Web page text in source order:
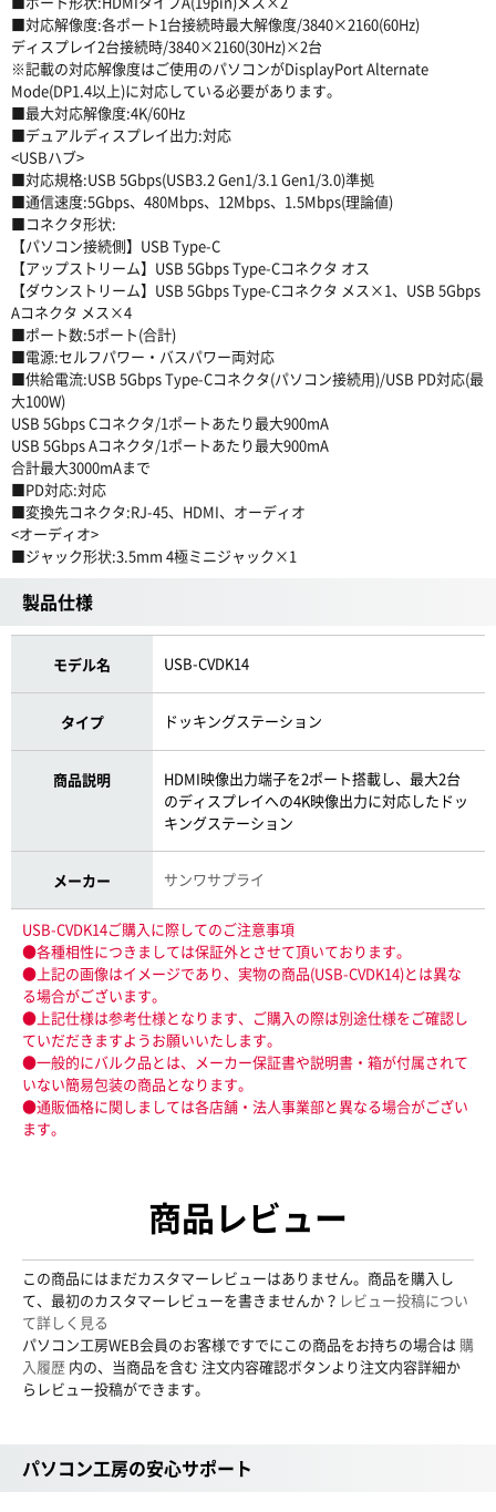
■対応解像度:各ポート1台接続時最大解像度/3840×2160(60Hz)
ディスプレイ2台接続時/3840×2160(30Hz)×2台
※記載の対応解像度はご使用のパソコンがDisplayPort Alternate
Mode(DP1.4以上)に対応している必要があります。
■最大対応解像度:4K/60Hz
■デュアルディスプレイ出力:対応
<USBハブ>
■対応規格:USB 5Gbps(USB3.2 Gen1/3.1 Gen1/3.0)準拠
■通信速度:5Gbps、480Mbps、12Mbps、1.5Mbps(理論値)
■コネクタ形状:
【パソコン接続側】USB Type-C
【アップストリーム】USB 5Gbps Type-Cコネクタ オス
【ダウンストリーム】USB 5Gbps Type-Cコネクタ メス×1、USB 5Gbps
Aコネクタ メス×4
■ポート数:5ポート(合計)
■電源:セルフパワー・バスパワー両対応
■供給電流:USB 5Gbps Type-Cコネクタ(パソコン接続用)/USB PD対応(最
大100W)
USB 5Gbps Cコネクタ/1ポートあたり最大900mA
USB 5Gbps Aコネクタ/1ポートあたり最大900mA
合計最大3000mAまで
■PD対応:対応
■変換先コネクタ:RJ-45、HDMI、オーディオ
<オーディオ>
■ジャック形状:3.5mm 4極ミニジャック×1
製品仕様
モデル名 USB-CVDK14
タイプ ドッキングステーション
商品説明
HDMI映像出力端子を2ポート搭載し、最大2台
のディスプレイへの4K映像出力に対応したドッ
キングステーション
メーカー サンワサプライ
USB-CVDK14ご購入に際してのご注意事項
●各種相性につきましては保証外とさせて頂いております。
●上記の画像はイメージであり、実物の商品(USB-CVDK14)とは異な
る場合がございます。
●上記仕様は参考仕様となります、ご購入の際は別途仕様をご確認し
ていだだきますようお願いいたします。
●一般的にバルク品とは、メーカー保証書や説明書・箱が付属されて
いない簡易包装の商品となります。
●通販価格に関しましては各店舗・法人事業部と異なる場合がござい
ます。
商品レビュー
この商品にはまだカスタマーレビューはありません。商品を購入し
て、最初のカスタマーレビューを書きませんか？ レビュー投稿につい
て詳しく見る
パソコン工房WEB会員のお客様ですでにこの商品をお持ちの場合は 購
入履歴 内の、当商品を含む 注文内容確認ボタンより注文内容詳細か
らレビュー投稿ができます。
パソコン工房の安心サポート